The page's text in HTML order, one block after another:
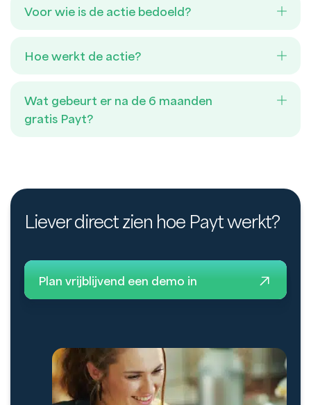
Voor wie is de actie bedoeld?
Hoe werkt de actie?
Wat gebeurt er na de 6 maanden
gratis Payt?
Liever direct zien hoe Payt werkt?
Plan vrijblijvend een demo in